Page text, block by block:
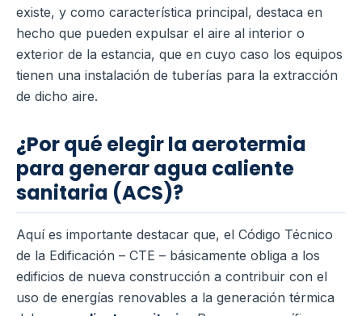
existe, y como característica principal, destaca en
hecho que pueden expulsar el aire al interior o
exterior de la estancia, que en cuyo caso los equipos
tienen una instalación de tuberías para la extracción
de dicho aire.
¿Por qué elegir la aerotermia
para generar agua caliente
sanitaria (ACS)?
Aquí es importante destacar que, el Código Técnico
de la Edificación – CTE – básicamente obliga a los
edificios de nueva construcción a contribuir con el
uso de energías renovables a la generación térmica